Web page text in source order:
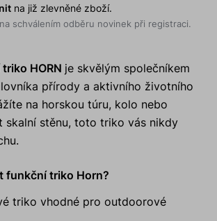
na již zlevněné zboží.
schválením odběru novinek při registraci.
HORN je skvělým společníkem
přírody a aktivního životního
na horskou túru, kolo nebo
skalní stěnu, toto triko vás nikdy
funkční triko Horn?
triko vhodné pro outdoorové